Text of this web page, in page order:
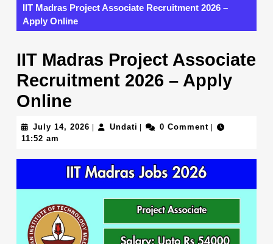
IIT Madras Project Associate Recruitment 2026 –
Apply Online
IIT Madras Project Associate
Recruitment 2026 – Apply
Online
July 14, 2026 July Undati Undati0 Comment
11:52 am